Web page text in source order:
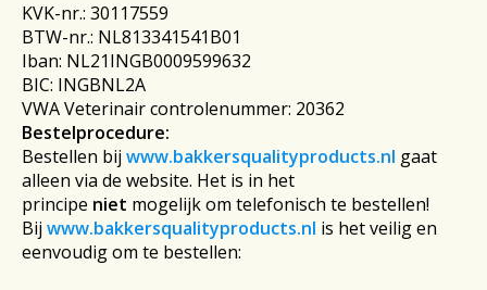
KVK-nr.: 30117559
BTW-nr.: NL813341541B01
Iban: NL21INGB0009599632
BIC: INGBNL2A
VWA Veterinair controlenummer: 20362
Bestelprocedure:
Bestellen bij www.bakkersqualityproducts.nl gaat
alleen via de website. Het is in het
principe niet mogelijk om telefonisch te bestellen!
Bij www.bakkersqualityproducts.nl is het veilig en
eenvoudig om te bestellen: